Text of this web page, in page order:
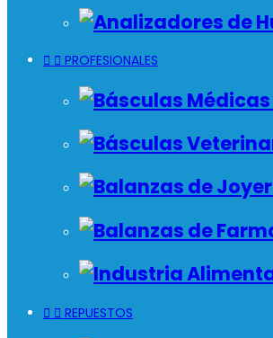
  PROFESIONALES
  REPUESTOS